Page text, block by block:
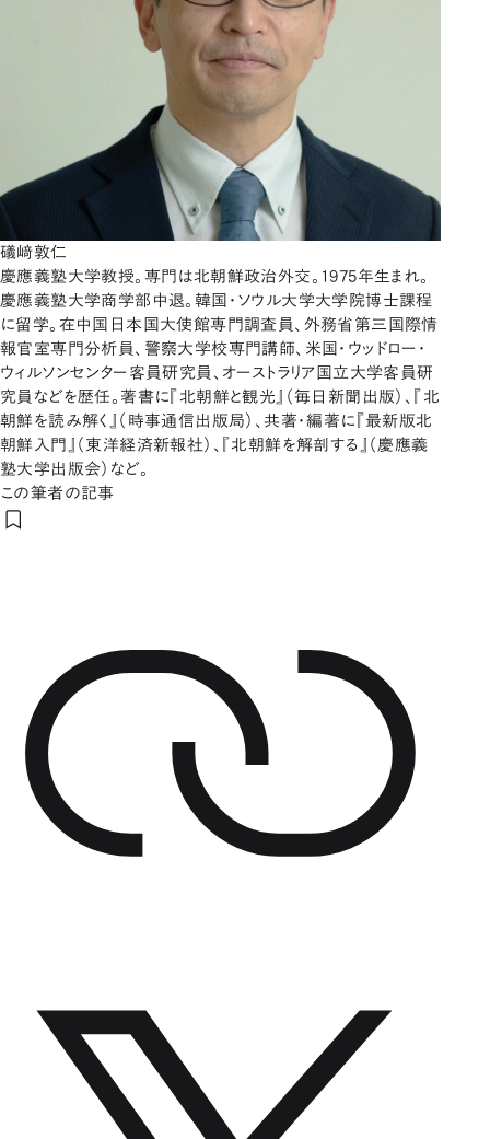
礒﨑敦仁
慶應義塾大学教授。専門は北朝鮮政治外交。1975年生まれ。
慶應義塾大学商学部中退。韓国・ソウル大学大学院博士課程
に留学。在中国日本国大使館専門調査員、外務省第三国際情
報官室専門分析員、警察大学校専門講師、米国・ウッドロー・
ウィルソンセンター客員研究員、オーストラリア国立大学客員研
究員などを歴任。著書に『北朝鮮と観光』（毎日新聞出版）、『北
朝鮮を読み解く』（時事通信出版局）、共著・編著に『最新版北
朝鮮入門』（東洋経済新報社）、『北朝鮮を解剖する』（慶應義
塾大学出版会）など。
この筆者の記事